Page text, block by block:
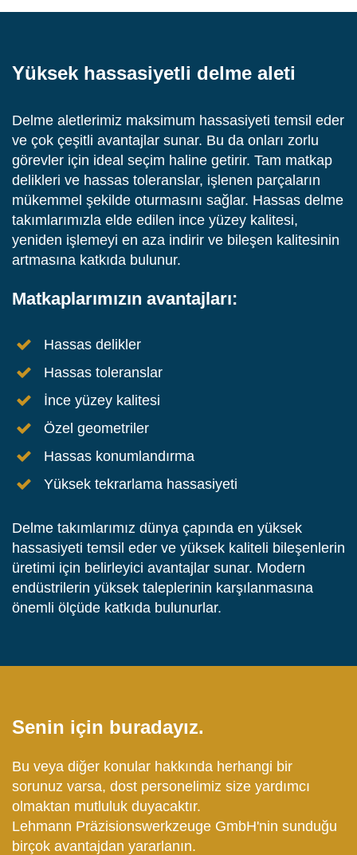
Yüksek hassasiyetli delme aleti
Delme aletlerimiz maksimum hassasiyeti temsil eder
ve çok çeşitli avantajlar sunar. Bu da onları zorlu
görevler için ideal seçim haline getirir. Tam matkap
delikleri ve hassas toleranslar, işlenen parçaların
mükemmel şekilde oturmasını sağlar. Hassas delme
takımlarımızla elde edilen ince yüzey kalitesi,
yeniden işlemeyi en aza indirir ve bileşen kalitesinin
artmasına katkıda bulunur.
Matkaplarımızın avantajları:
Hassas delikler
Hassas toleranslar
İnce yüzey kalitesi
Özel geometriler
Hassas konumlandırma
Yüksek tekrarlama hassasiyeti
Delme takımlarımız dünya çapında en yüksek
hassasiyeti temsil eder ve yüksek kaliteli bileşenlerin
üretimi için belirleyici avantajlar sunar. Modern
endüstrilerin yüksek taleplerinin karşılanmasına
önemli ölçüde katkıda bulunurlar.
Senin için buradayız.
Bu veya diğer konular hakkında herhangi bir
sorunuz varsa, dost personelimiz size yardımcı
olmaktan mutluluk duyacaktır.
Lehmann Präzisionswerkzeuge GmbH'nin sunduğu
birçok avantajdan yararlanın.